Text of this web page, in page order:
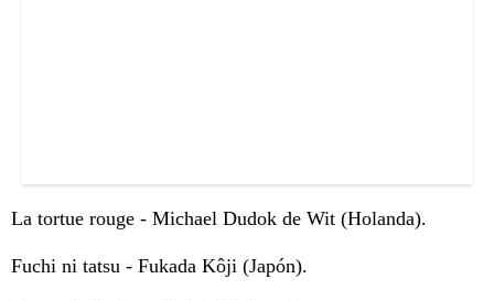
La tortue rouge - Michael Dudok de Wit (Holanda).
Fuchi ni tatsu - Fukada Kôji (Japón).